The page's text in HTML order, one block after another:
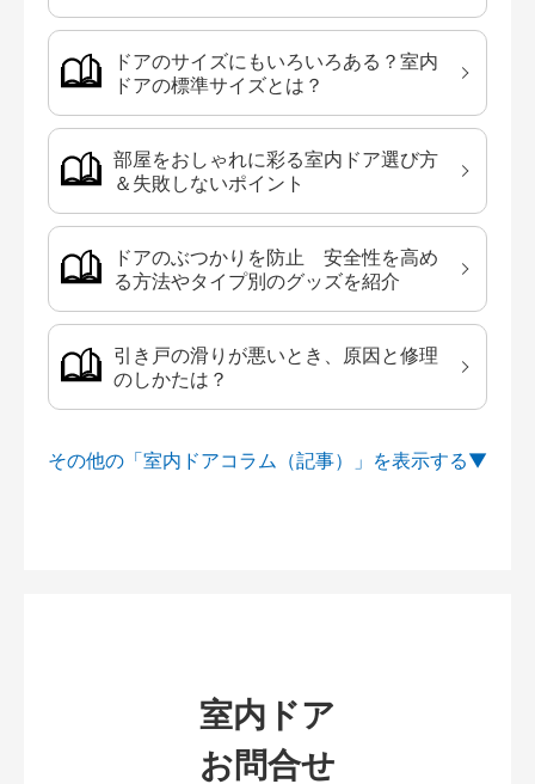
ドアのサイズにもいろいろある？室内
ドアの標準サイズとは？
部屋をおしゃれに彩る室内ドア選び方
＆失敗しないポイント
ドアのぶつかりを防止 安全性を高め
る方法やタイプ別のグッズを紹介
引き戸の滑りが悪いとき、原因と修理
のしかたは？
その他の「室内ドアコラム（記事）」を
室内ドア
お問合せ